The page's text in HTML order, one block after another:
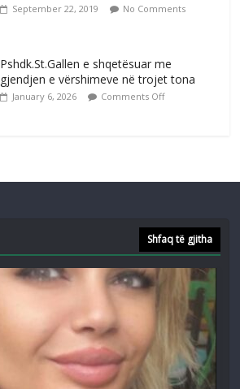
September 22, 2019 No Comments
Pshdk.St.Gallen e shqetësuar me
gjendjen e vërshimeve në trojet tona
January 6, 2026 Comments Off
Shfaq të gjitha